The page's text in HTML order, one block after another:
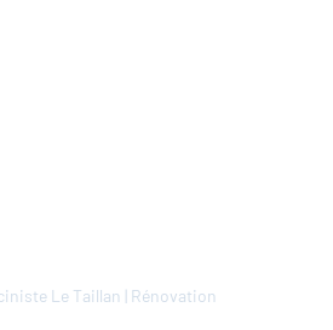
Le Taillan | Rénovation